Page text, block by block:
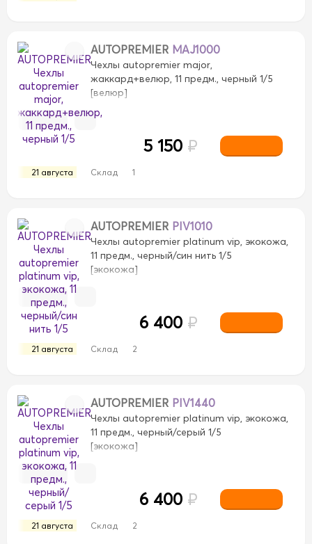
AUTOPREMIER MAJ1000
Чехлы autopremier major,
жаккард+велюр, 11 предм., черный 1/5
[велюр]
21 августа Склад 1
5 150 ₽
AUTOPREMIER PIV1010
Чехлы autopremier platinum vip, экокожа,
11 предм., черный/син нить 1/5
[экокожа]
21 августа Склад 2
6 400 ₽
AUTOPREMIER PIV1440
Чехлы autopremier platinum vip, экокожа,
11 предм., черный/серый 1/5
[экокожа]
21 августа Склад 2
6 400 ₽